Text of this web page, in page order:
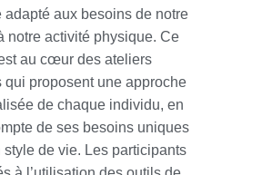
adapté aux besoins de notre
notre activité physique. Ce
au cœur des ateliers
qui proposent une approche
de chaque individu, en
de ses besoins uniques
style de vie. Les participants